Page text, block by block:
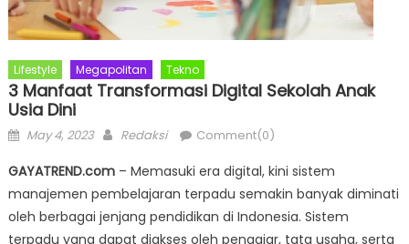
Lifestyle Megapolitan Tekno
3 Manfaat Transformasi Digital Sekolah Anak
Usia Dini
Posted
May 4, 2023 Author
Redaksi Comment(0)
GAYATREND.com– Memasuki era digital, kini sistem
manajemen pembelajaran terpadu semakin banyak diminati
oleh berbagai jenjang pendidikan di Indonesia. Sistem
terpadu yang dapat diakses oleh pengajar, tata usaha, serta